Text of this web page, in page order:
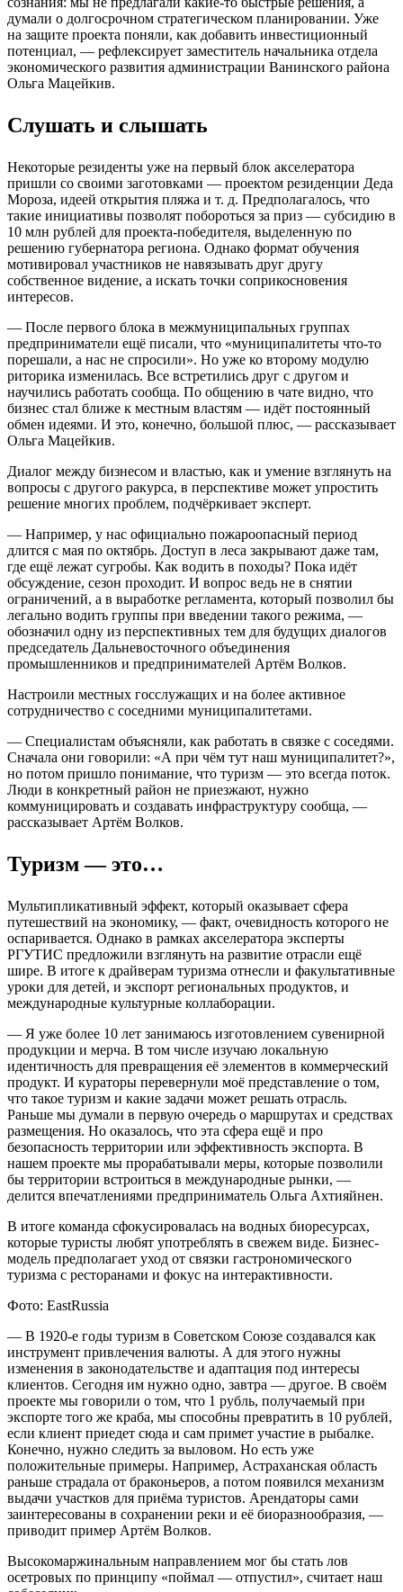
думали о долгосрочном стратегическом планировании. Уже
на защите проекта поняли, как добавить инвестиционный
потенциал, — рефлексирует заместитель начальника отдела
экономического развития администрации Ванинского района
Ольга Мацейкив.
Слушать и слышать
Некоторые резиденты уже на первый блок акселератора
пришли со своими заготовками — проектом резиденции Деда
Мороза, идеей открытия пляжа и т. д. Предполагалось, что
такие инициативы позволят побороться за приз — субсидию в
10 млн рублей для проекта-победителя, выделенную по
решению губернатора региона. Однако формат обучения
мотивировал участников не навязывать друг другу
собственное видение, а искать точки соприкосновения
интересов.
— После первого блока в межмуниципальных группах
предприниматели ещё писали, что «муниципалитеты что-то
порешали, а нас не спросили». Но уже ко второму модулю
риторика изменилась. Все встретились друг с другом и
научились работать сообща. По общению в чате видно, что
бизнес стал ближе к местным властям — идёт постоянный
обмен идеями. И это, конечно, большой плюс, — рассказывает
Ольга Мацейкив.
Диалог между бизнесом и властью, как и умение взглянуть на
вопросы с другого ракурса, в перспективе может упростить
решение многих проблем, подчёркивает эксперт.
— Например, у нас официально пожароопасный период
длится с мая по октябрь. Доступ в леса закрывают даже там,
где ещё лежат сугробы. Как водить в походы? Пока идёт
обсуждение, сезон проходит. И вопрос ведь не в снятии
ограничений, а в выработке регламента, который позволил бы
легально водить группы при введении такого режима, —
обозначил одну из перспективных тем для будущих диалогов
председатель Дальневосточного объединения
промышленников и предпринимателей Артём Волков.
Настроили местных госслужащих и на более активное
сотрудничество с соседними муниципалитетами.
— Специалистам объясняли, как работать в связке с соседями.
Сначала они говорили: «А при чём тут наш муниципалитет?»,
но потом пришло понимание, что туризм — это всегда поток.
Люди в конкретный район не приезжают, нужно
коммуницировать и создавать инфраструктуру сообща, —
рассказывает Артём Волков.
Туризм — это…
Мультипликативный эффект, который оказывает сфера
путешествий на экономику, — факт, очевидность которого не
оспаривается. Однако в рамках акселератора эксперты
РГУТИС предложили взглянуть на развитие отрасли ещё
шире. В итоге к драйверам туризма отнесли и факультативные
уроки для детей, и экспорт региональных продуктов, и
международные культурные коллаборации.
— Я уже более 10 лет занимаюсь изготовлением сувенирной
продукции и мерча. В том числе изучаю локальную
идентичность для превращения её элементов в коммерческий
продукт. И кураторы перевернули моё представление о том,
что такое туризм и какие задачи может решать отрасль.
Раньше мы думали в первую очередь о маршрутах и средствах
размещения. Но оказалось, что эта сфера ещё и про
безопасность территории или эффективность экспорта. В
нашем проекте мы прорабатывали меры, которые позволили
бы территории встроиться в международные рынки, —
делится впечатлениями предприниматель Ольга Ахтияйнен.
В итоге команда сфокусировалась на водных биоресурсах,
которые туристы любят употреблять в свежем виде. Бизнес-
модель предполагает уход от связки гастрономического
туризма с ресторанами и фокус на интерактивности.
Фото: EastRussia
— В 1920-е годы туризм в Советском Союзе создавался как
инструмент привлечения валюты. А для этого нужны
изменения в законодательстве и адаптация под интересы
клиентов. Сегодня им нужно одно, завтра — другое. В своём
проекте мы говорили о том, что 1 рубль, получаемый при
экспорте того же краба, мы способны превратить в 10 рублей,
если клиент приедет сюда и сам примет участие в рыбалке.
Конечно, нужно следить за выловом. Но есть уже
положительные примеры. Например, Астраханская область
раньше страдала от браконьеров, а потом появился механизм
выдачи участков для приёма туристов. Арендаторы сами
заинтересованы в сохранении реки и её биоразнообразия, —
приводит пример Артём Волков.
Высокомаржинальным направлением мог бы стать лов
осетровых по принципу «поймал — отпустил», считает наш